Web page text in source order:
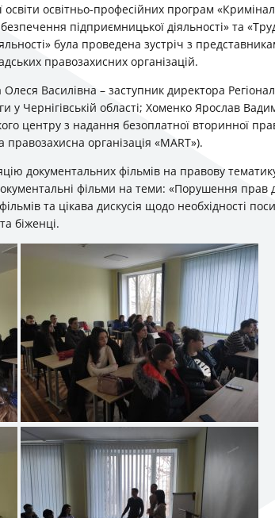
освітньо-професійних програм
підприємницької діяльності» та
була проведена зустріч з
правозахисних організацій.
Василівна – заступник директора
у Чернігівській області; Хоменко Ярослав
центру з надання безоплатної вторинної
організація «MART»).
документальних фільмів на правову
фільми на теми: «Порушення прав
та цікава дискусія щодо необхідності
біженці.